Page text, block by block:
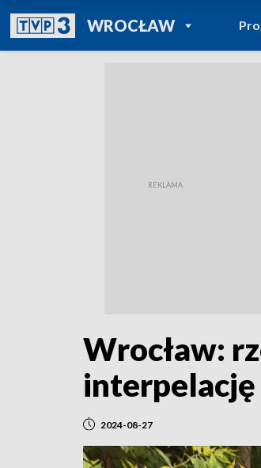
WROCŁAWPOWRÓT DO
TVP REGIONY
Wrocław:
interpelację
2024-08-27